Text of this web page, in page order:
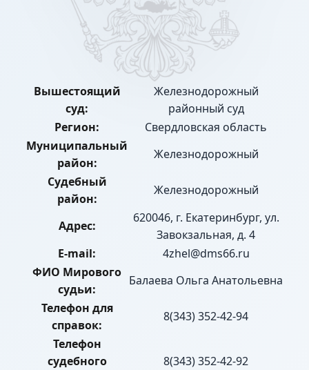
Вышестоящий
суд:
Железнодорожный
районный суд
Регион:
Свердловская область
Муниципальный
район:
Железнодорожный
Судебный
район:
Железнодорожный
Адрес:
620046, г. Екатеринбург, ул.
Завокзальная, д. 4
E-mail:
4zhel@dms66.ru
ФИО Мирового
судьи:
Балаева Ольга Анатольевна
Телефон для
справок:
8(343) 352-42-94
Телефон
судебного
8(343) 352-42-92